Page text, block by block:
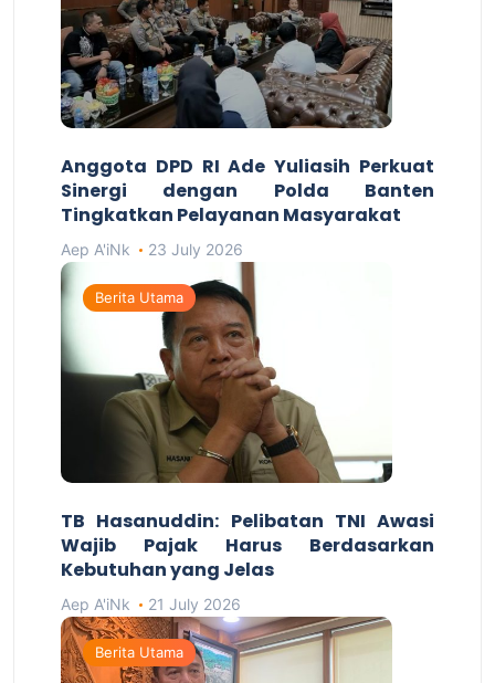
Anggota DPD RI Ade Yuliasih Perkuat
Sinergi dengan Polda Banten
Tingkatkan Pelayanan Masyarakat
Aep A'iNk 23 July 2026
Berita Utama
TB Hasanuddin: Pelibatan TNI Awasi
Wajib Pajak Harus Berdasarkan
Kebutuhan yang Jelas
Aep A'iNk 21 July 2026
Berita Utama